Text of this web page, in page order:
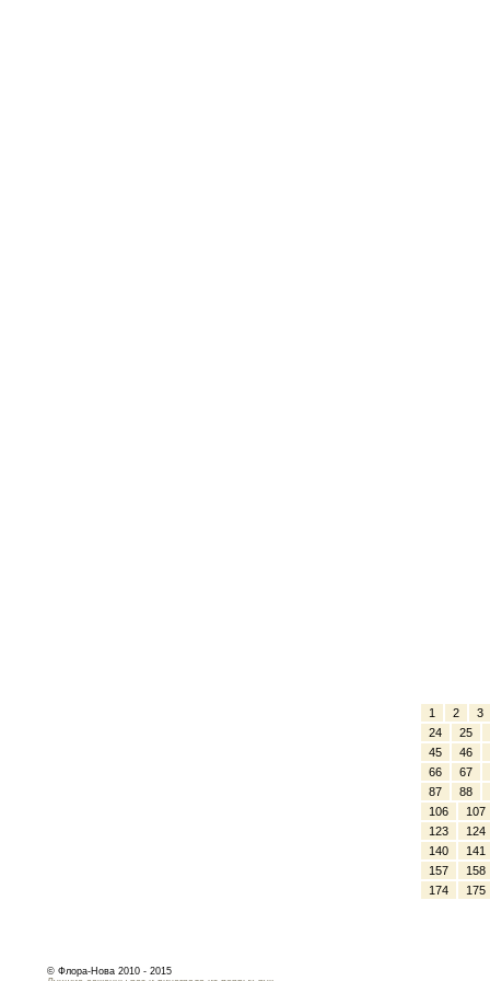
1 2
3
24
25
45
46
66
67
87
88
106
107
123
124
140
141
157
158
174
175
© Флора-Нова 2010 - 2015